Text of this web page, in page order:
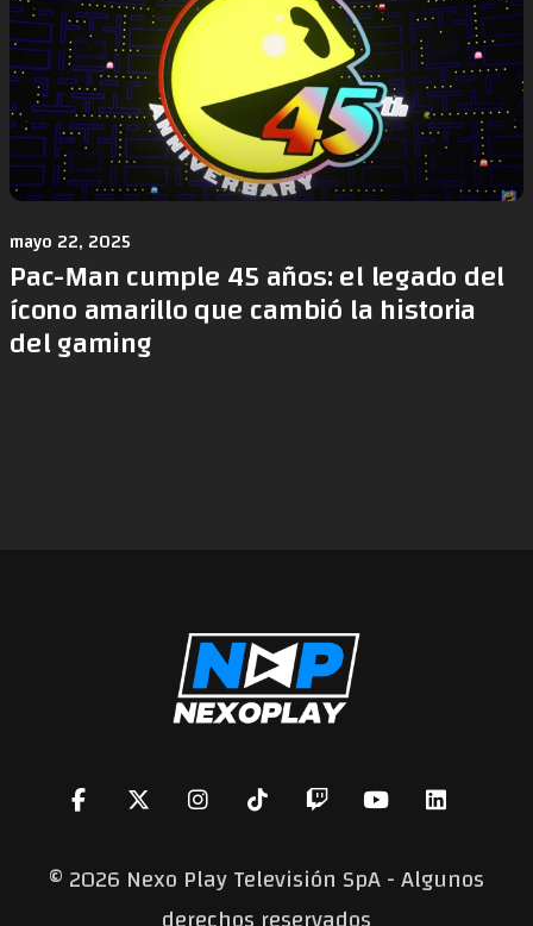
mayo 22, 2025
Pac-Man cumple 45 años: el legado del
ícono amarillo que cambió la historia
del gaming
©2026 Nexo Play Televisión SpA - Algunos